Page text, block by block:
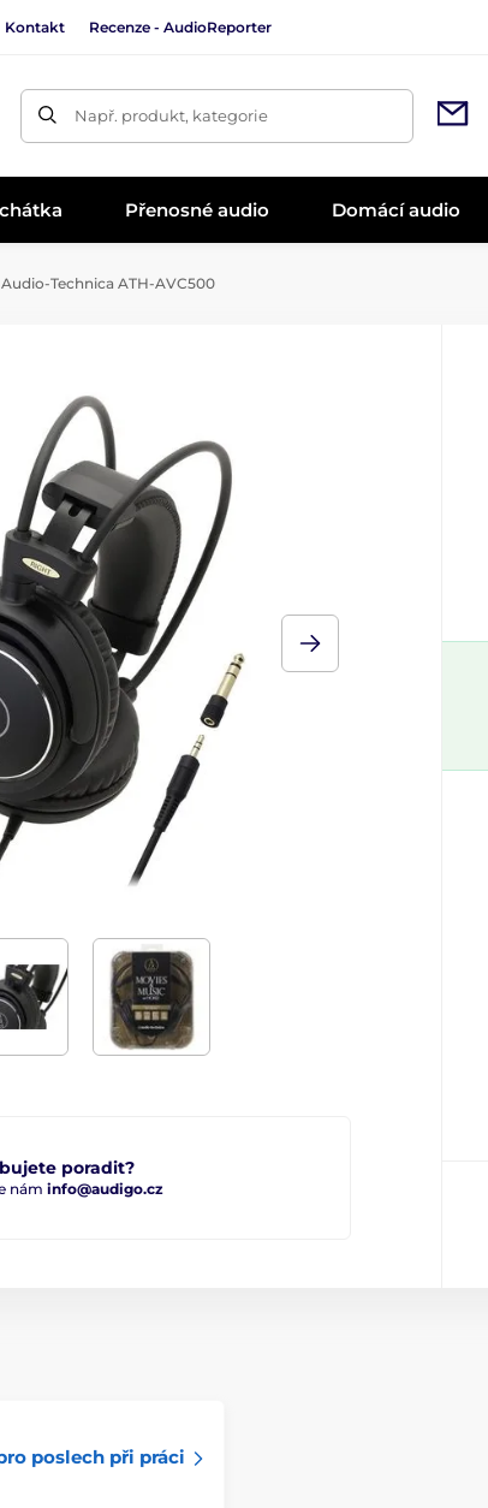
Kontakt Recenze - AudioReporter
Např. produkt, kategorie
Přenosné audio Domácí audio
Audio-Technica ATH-AVC500
poradit?
nám info@audigo.cz
poslech při práci